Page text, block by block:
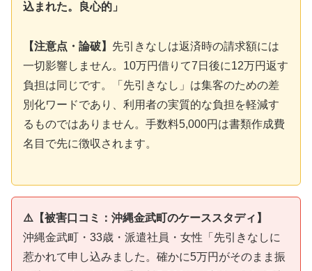
込まれた。良心的」
【注意点・論破】 先引きなしは返済時の請求額には
一切影響しません。10万円借りて7日後に12万円返す
負担は同じです。「先引きなし」は集客のための差
別化ワードであり、利用者の実質的な負担を軽減す
るものではありません。手数料5,000円は書類作成費
名目で先に徴収されます。
⚠️【被害口コミ：沖縄金武町のケーススタディ】
沖縄金武町・33歳・派遣社員・女性「先引きなしに
惹かれて申し込みました。確かに5万円がそのまま振